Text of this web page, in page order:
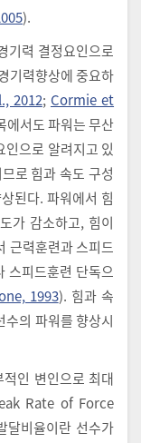
).
기력 결정요인으로
기력향상에 중요하
2012; Cormie et
에서도 파워는 무산
으로 알려지고 있
로 힘과 속도 구성
된다. 파워에서 힘
가 감소하고, 힘이
근력훈련과 스피드
스피드훈련 단독으
1993). 힘과 속
수의 파워를 향상시
인 변인으로 최대
Rate of Force
비율이란 선수가